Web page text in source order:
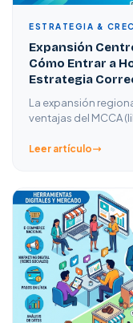
ESTRATEGIA &
Expansión
Cómo Entrar a
Estrategia
La expansión
ventajas del MCCA
Leer artículo